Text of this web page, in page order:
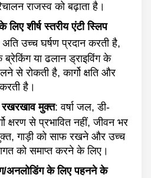
राजस्व को बढ़ाता है।
शीर्ष स्तरीय एंटी स्लिप
उच्च घर्षण प्रदान करती है,
या ढलान ड्राइविंग के
से रोकती है, कार्गो क्षति और
है।
रखरखाव मुक्त: वर्षा जल, डी-
क्षरण से प्रभावित नहीं, जीवन भर
गाड़ी को साफ रखने और उच्च
को समाप्त करने के लिए।
के लिए पहनने के